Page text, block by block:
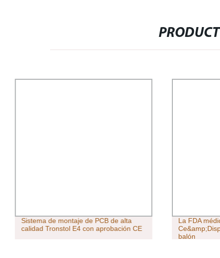
Sistema de montaje de PCB de alta
calidad Tronstol E4 con aprobación CE
La FDA
balón